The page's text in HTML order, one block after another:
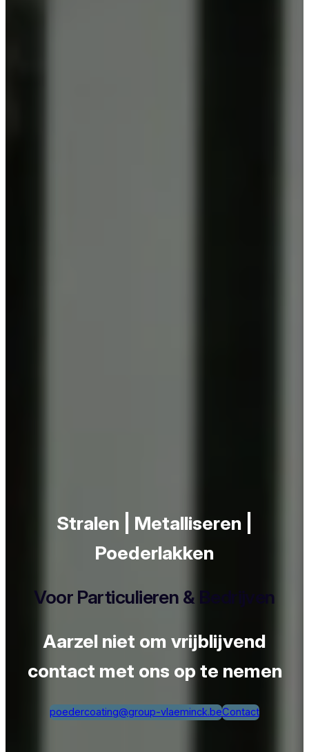
Stralen | Metalliseren |
Poederlakken
Voor Particulieren & Bedrijven
Aarzel niet om vrijblijvend
contact met ons op te nemen
poedercoating@group-vlaeminck.beContact